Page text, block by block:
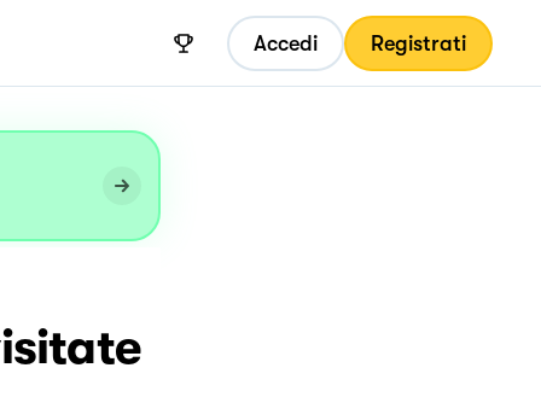
Accedi Registrati